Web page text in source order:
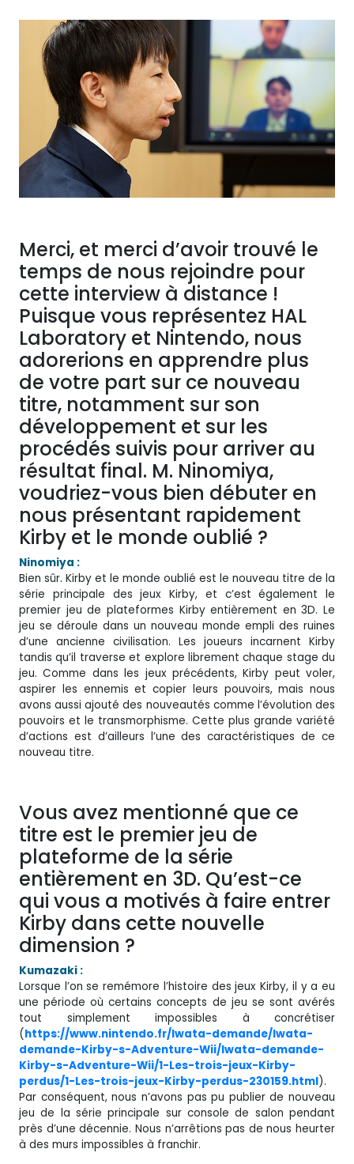
Merci, et merci d’avoir trouvé le
temps de nous rejoindre pour
cette interview à distance !
Puisque vous représentez HAL
Laboratory et Nintendo, nous
adorerions en apprendre plus
de votre part sur ce nouveau
titre, notamment sur son
développement et sur les
procédés suivis pour arriver au
résultat final. M. Ninomiya,
voudriez-vous bien débuter en
nous présentant rapidement
Kirby et le monde oublié ?
Ninomiya :
Bien sûr. Kirby et le monde oublié est le nouveau titre de la
série principale des jeux Kirby, et c’est également le
premier jeu de plateformes Kirby entièrement en 3D. Le
jeu se déroule dans un nouveau monde empli des ruines
d’une ancienne civilisation. Les joueurs incarnent Kirby
tandis qu’il traverse et explore librement chaque stage du
jeu. Comme dans les jeux précédents, Kirby peut voler,
aspirer les ennemis et copier leurs pouvoirs, mais nous
avons aussi ajouté des nouveautés comme l’évolution des
pouvoirs et le transmorphisme. Cette plus grande variété
d’actions est d’ailleurs l’une des caractéristiques de ce
nouveau titre.
Vous avez mentionné que ce
titre est le premier jeu de
plateforme de la série
entièrement en 3D. Qu’est-ce
qui vous a motivés à faire entrer
Kirby dans cette nouvelle
dimension ?
Kumazaki :
Lorsque l’on se remémore l’histoire des jeux Kirby, il y a eu
une période où certains concepts de jeu se sont avérés
tout simplement impossibles à concrétiser
(https://www.nintendo.fr/Iwata-demande/Iwata-
demande-Kirby-s-Adventure-Wii/Iwata-demande-
Kirby-s-Adventure-Wii/1-Les-trois-jeux-Kirby-
perdus/1-Les-trois-jeux-Kirby-perdus-230159.html).
Par conséquent, nous n’avons pas pu publier de nouveau
jeu de la série principale sur console de salon pendant
près d’une décennie. Nous n’arrêtions pas de nous heurter
à des murs impossibles à franchir.